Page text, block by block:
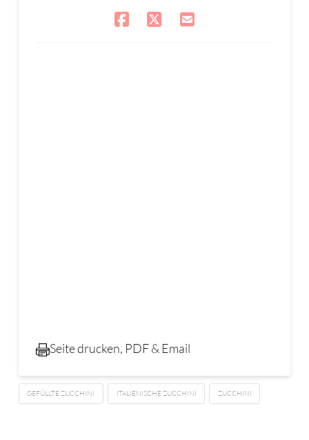
Seite drucken, PDF & Email
GEFÜLLTE ZUCCHINI ITALIENISCHE ZUCCHINI ZUCCHINI